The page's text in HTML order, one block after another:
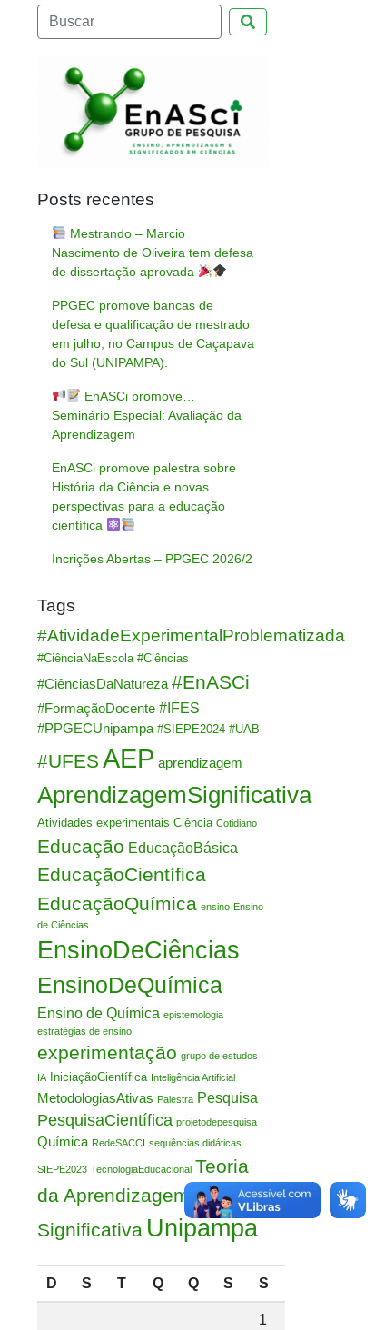
Posts recentes
Mestrando – Marcio
Nascimento de Oliveira tem defesa
de dissertação aprovada
PPGEC promove bancas de
defesa e qualificação de mestrado
em julho, no Campus de Caçapava
do Sul (UNIPAMPA).
EnASCi promove…
Seminário Especial: Avaliação da
Aprendizagem
EnASCi promove palestra sobre
História da Ciência e novas
perspectivas para a educação
científica
Incrições Abertas – PPGEC 2026/2
Tags
#AtividadeExperimentalProblematizada
#CiênciaNaEscola #Ciências
#CiênciasDaNatureza #EnASCi
#FormaçãoDocente #IFES
#PPGECUnipampa #SIEPE2024 #UAB
#UFES AEP aprendizagem
AprendizagemSignificativa
Atividades experimentais Ciência Cotidiano
Educação EducaçãoBásica
EducaçãoCientífica
EducaçãoQuímica ensino Ensino
de Ciências
EnsinoDeCiências
EnsinoDeQuímica
Ensino de Química epistemologia
estratégias de ensino
experimentação grupo de estudos
IA IniciaçãoCientífica Inteligência Artificial
MetodologiasAtivas Palestra Pesquisa
PesquisaCientífica projetodepesquisa
Química RedeSACCI sequências didáticas
SIEPE2023 TecnologiaEducacional Teoria
da Aprendizagem
Significativa Unipampa
D S T Q Q S S
1